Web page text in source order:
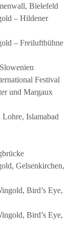
Bielefeld
– Hildener
– Freiluftbühne
Festival
und Margaux
Islamabad
Gelsenkirchen,
Bird’s Eye,
Bird’s Eye,